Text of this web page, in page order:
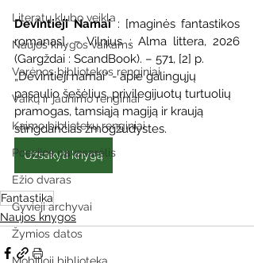
Literatų klubo veikla
Naujos knygos vaikams
Varėnos bibliotekos renginiai
Vaikų ir jaunimo renginiai
Kaimo bibliotekų renginiai
Poezijos pavasarėlis
Ežio dvaras
Gyvieji archyvai
Žymios datos
Devintieji Namai : [maginės fantastikos
romanas]. – Vilnius : Alma littera, 2026
(Gargždai : ScandBook). – 571, [2] p.
„Devintieji namai“ - apie galingųjų
pasaulio šešėlius, privilegijuotų turtuolių
pramogas, tamsiąją magiją ir kraują
stingdančias žmogžudystes.
Užsakyti knygą
Fantastika
Naujos knygos